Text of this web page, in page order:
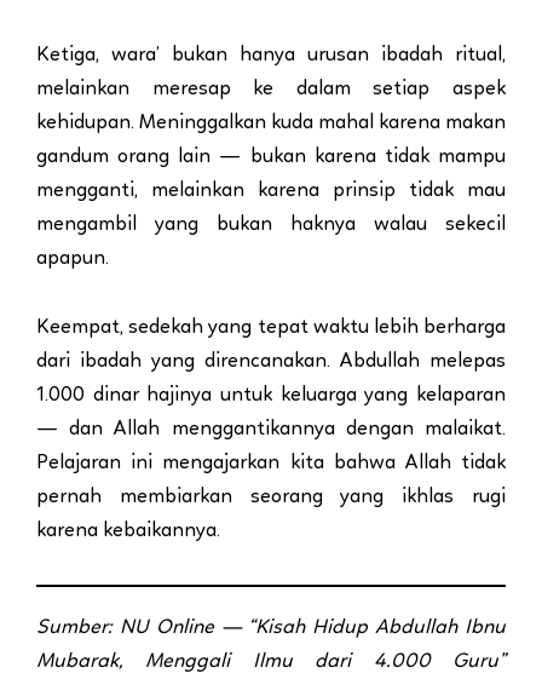
Ketiga, wara’ bukan hanya urusan ibadah ritual,
melainkan meresap ke dalam setiap aspek
kehidupan. Meninggalkan kuda mahal karena makan
gandum orang lain — bukan karena tidak mampu
mengganti, melainkan karena prinsip tidak mau
mengambil yang bukan haknya walau sekecil
apapun.
Keempat, sedekah yang tepat waktu lebih berharga
dari ibadah yang direncanakan. Abdullah melepas
1.000 dinar hajinya untuk keluarga yang kelaparan
— dan Allah menggantikannya dengan malaikat.
Pelajaran ini mengajarkan kita bahwa Allah tidak
pernah membiarkan seorang yang ikhlas rugi
karena kebaikannya.
Sumber: NU Online — “Kisah Hidup Abdullah Ibnu
Mubarak, Menggali Ilmu dari 4.000 Guru”